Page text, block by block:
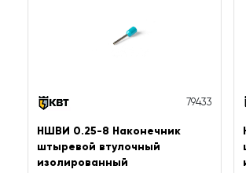
79433
НШВИ 0.25-8 Наконечник
штыревой втулочный
изолированный